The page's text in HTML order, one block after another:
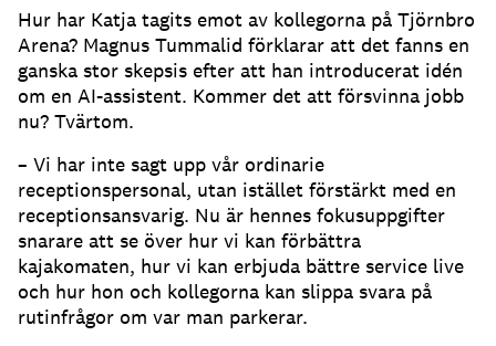
Hur har Katja tagits emot av kollegorna på Tjörnbro
Arena? Magnus Tummalid förklarar att det fanns en
ganska stor skepsis efter att han introducerat idén
om en AI-assistent. Kommer det att försvinna jobb
nu? Tvärtom.
– Vi har inte sagt upp vår ordinarie
receptionspersonal, utan istället förstärkt med en
receptionsansvarig. Nu är hennes fokusuppgifter
snarare att se över hur vi kan förbättra
kajakomaten, hur vi kan erbjuda bättre service live
och hur hon och kollegorna kan slippa svara på
rutinfrågor om var man parkerar.